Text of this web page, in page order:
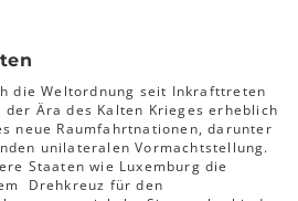
die Weltordnung seit Inkrafttreten
Ära des Kalten Krieges erheblich
neue Raumfahrtnationen, darunter
unilateralen Vormacht­stellung.
Staaten wie Luxemburg die
Drehkreuz für den